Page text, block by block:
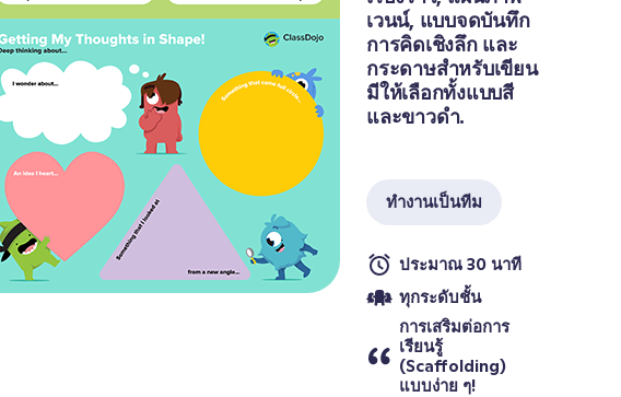
เวนน์, แบบจดบันทึก
การคิดเชิงลึก และ
กระดาษสำหรับเขียน
มีให้เลือกทั้งแบบสี
และขาวดำ.
ทำงานเป็นทีม
ประมาณ 30 นาที
ทุกระดับชั้น
การเสริมต่อการ
เรียนรู้
(Scaffolding)
แบบง่าย ๆ!